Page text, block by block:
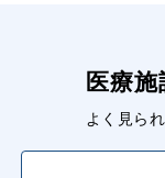
医療
よく見ら